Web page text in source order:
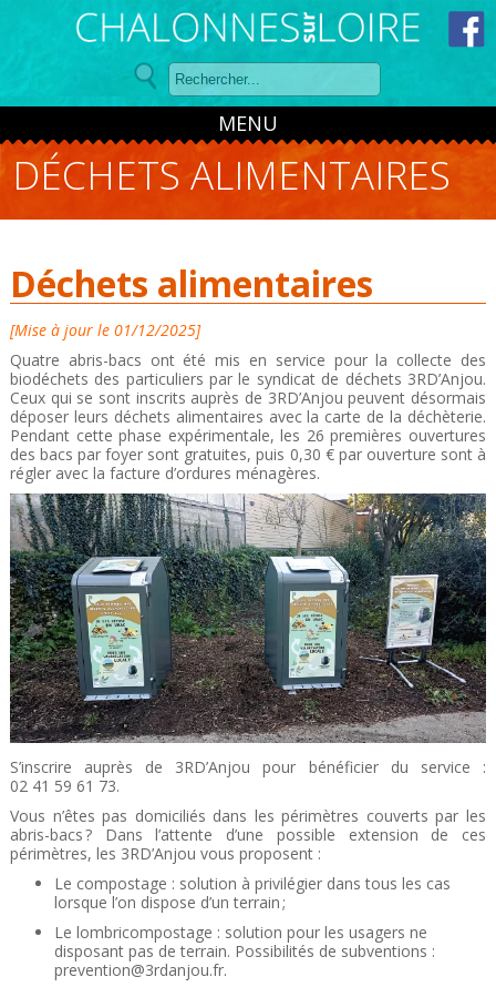
Panneau de gestion des cookies
MENU
DÉCHETS ALIMENTAIRES
Déchets alimentaires
[Mise à jour le 01/12/2025]
Quatre abris-bacs ont été mis en service pour la collecte des
biodéchets des particuliers par le syndicat de déchets 3RD’Anjou.
Ceux qui se sont inscrits auprès de 3RD’Anjou peuvent désormais
déposer leurs déchets alimentaires avec la carte de la déchèterie.
Pendant cette phase expérimentale, les 26 premières ouvertures
des bacs par foyer sont gratuites, puis 0,30 € par ouverture sont à
régler avec la facture d’ordures ménagères.
S’inscrire auprès de 3RD’Anjou pour bénéficier du service :
02 41 59 61 73.
Vous n’êtes pas domiciliés dans les périmètres couverts par les
abris-bacs ? Dans l’attente d’une possible extension de ces
périmètres, les 3RD’Anjou vous proposent :
Le compostage : solution à privilégier dans tous les cas
lorsque l’on dispose d’un terrain ;
Le lombricompostage : solution pour les usagers ne
disposant pas de terrain. Possibilités de subventions :
prevention@3rdanjou.fr.